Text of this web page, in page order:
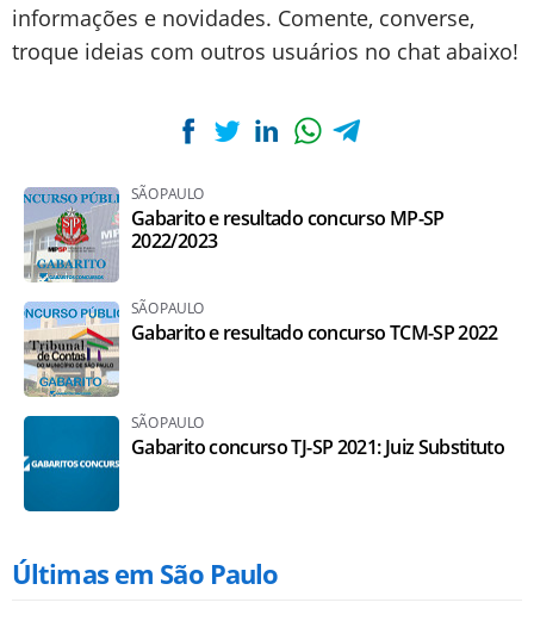
informações e novidades. Comente, converse,
troque ideias com outros usuários no chat abaixo!
SÃO PAULO
Gabarito e resultado concurso MP-SP
2022/2023
SÃO PAULO
Gabarito e resultado concurso TCM-SP 2022
SÃO PAULO
Gabarito concurso TJ-SP 2021: Juiz Substituto
Últimas em São Paulo